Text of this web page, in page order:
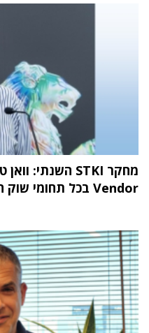
Vendor בכל תחומי שוק ה-IT